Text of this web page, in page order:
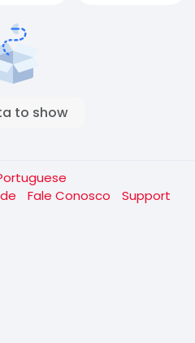
to show
Fale Conosco
Support